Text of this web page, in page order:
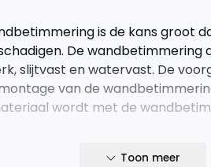
is de kans groot
De wandbetimmering
slijtvast en watervast. De
van de
wordt met de
Toon meer